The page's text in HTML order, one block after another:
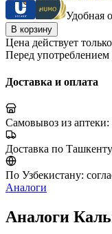
Удобная
В корзину
Цена действует
Перед употреблением
Доставка и оплата
Самовывоз из аптеки:
Доставка по
По Узбекистану:
Аналоги
Аналоги